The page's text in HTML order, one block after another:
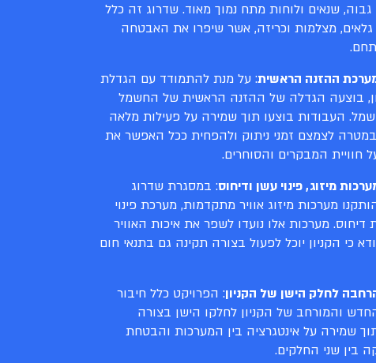
שנאים ולוחות מתח נמוך מאוד. שדרוג זה כלל
מצלמות וכריזה, אשר שיפרו את האבטחה
ההזנה הראשית: על מנת להתמודד עם הגדלת
בוצעה הגדלה של ההזנה הראשית של החשמל
העבודות בוצעו תוך שמירה על פעילות מלאה
במטרה לצמצם זמני ניתוק ולהפחית ככל האפשר את
המבקרים והסוחרים.
מיזוג, פינוי עשן ודיחוס: במסגרת שדרוג
מערכות מיזוג אוויר מתקדמות, מערכת פינוי
דיחוס. מערכות אלו נועדו לשפר את איכות האוויר
כי הקניון יוכל לפעול בצורה תקינה גם בתנאי חום
לחלק הישן של הקניון: הפרויקט כלל חיבור
והמורחב של הקניון לחלקו הישן בצורה
שמירה על אינטגרציה בין המערכות והבטחת
בין שני החלקים.